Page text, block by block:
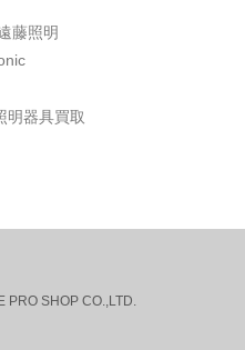
藤照明
明器具買取
PRO SHOP CO.,LTD.